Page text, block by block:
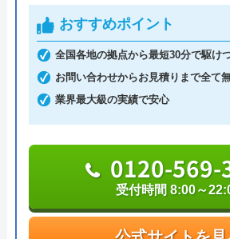
※クチコミの内容について
複数の選択肢を提案してくれ
と希望に合わせた提案があり
関東・中部・近畿・中国と全国規
展開しており、各エリアの水道局
います。
相談の受付は24時間体制かつ365
相談から出張・見積もりまでの
ん。
さらに最短15分での駆けつけで非
対応を強みとしており、安心かつ
ります。
おすすめポイント
全国各地の拠点から最短30分で駆け
お問い合わせからお見積りまで全て
業界最大級の実績で安心
0120-569-
受付時間 8:00～